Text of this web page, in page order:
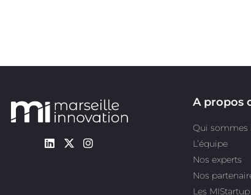
A propos
Qui sommes
L’équipe
Nos experts
Nos
Les MIStartup